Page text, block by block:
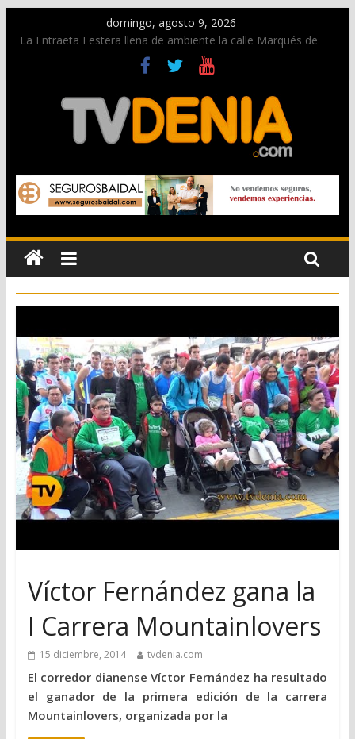
domingo, agosto 9, 2026
La Entraeta Festera llena de ambiente la calle Marqués de
Campo con la recepción a la Capitanía Cristiana
Dos personas fallecen en un grave accidente en la N-332
entre Benissa y Calp
Una nueva oportunidad para donar sangre en Cruz Roja
El bando moro protagonista en la Segunda Entraeta Festera
Paco Adsuar dona al Arxiu de Dénia más de 50.000 imágenes
de la memoria visual de la ciudad
Víctor Fernández gana la
I Carrera Mountainlovers
15 diciembre, 2014 tvdenia.com
El corredor dianense Víctor Fernández ha resultado
el ganador de la primera edición de la carrera
Mountainlovers, organizada por la